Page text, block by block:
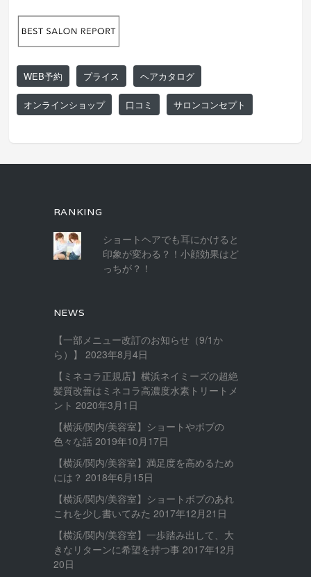
WEB予約 プライス ヘアカタログ
オンラインショップ 口コミ サロンコンセプト
RANKING
ショートヘアでも耳にかけると
印象が変わる？！小顔効果はど
っちが？！
NEWS
【一部メニュー改訂のお知らせ（9/1か
ら）】
2023年8月4日
【ミネコラ正規店】横浜ネイミーズの超絶
髪質改善はミネコラ高濃度水素トリートメ
ント 2020年3月1日
【横浜/関内/美容室】ショートやボブの
色々な話 2019年10月17日
【横浜/関内/美容室】満足度を高めるため
には？ 2018年6月15日
【横浜/関内/美容室】ショートボブのあれ
これを少し書いてみた 2017年12月21日
【横浜/関内/美容室】一歩踏み出して、大
きなリターンに希望を持つ事 2017年12月
20日